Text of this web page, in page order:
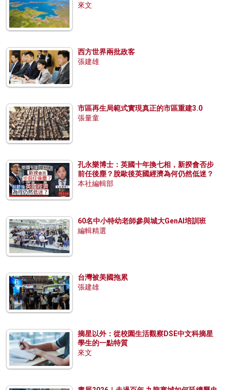
來文
西方世界兩批政客
張建雄
市區再生局範式實現真正的市區重建3.0
張量童
孔永樂博士：英國十年換七相，新揆會否步
前任後塵？脫歐後英國經濟為何仍然低迷？
本社編輯部
60名中小特幼老師參與城大GenAI培訓班
編輯精選
台灣被美國拖累
張建雄
摘星以外：從校園生活觀察DSE中文科摘星
學生的一點特質
來文